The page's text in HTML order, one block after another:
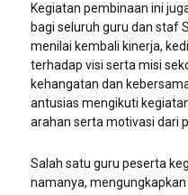
Kegiatan pembinaan ini
bagi seluruh guru dan staf
menilai kembali kinerja,
terhadap visi serta misi
kehangatan dan
antusias mengikuti
arahan serta motivasi dari
Salah satu guru peserta
namanya,